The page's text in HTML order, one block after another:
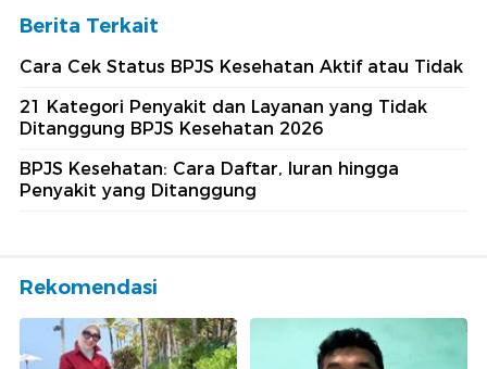
Berita Terkait
Cara Cek Status BPJS Kesehatan Aktif atau Tidak
21 Kategori Penyakit dan Layanan yang Tidak
Ditanggung BPJS Kesehatan 2026
BPJS Kesehatan: Cara Daftar, Iuran hingga
Penyakit yang Ditanggung
Rekomendasi